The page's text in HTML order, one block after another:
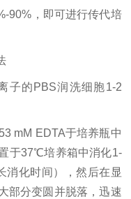
90%，即可进行传代培
子的PBS润洗细胞1-2
mM EDTA于培养瓶中
于37℃培养箱中消化1-
消化时间），然后在显
部分变圆并脱落，迅速